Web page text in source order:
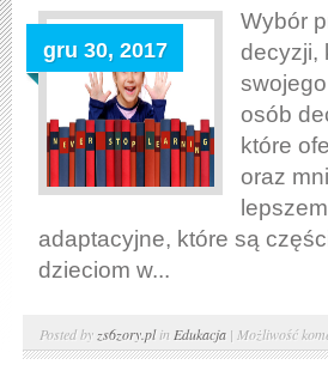
gru 30, 2017
Wybór
decyzji,
osób
które
oraz
adaptacyjne, które są
dzieciom w...
Posted by zs6zory.plin Edukacja | Możliwość